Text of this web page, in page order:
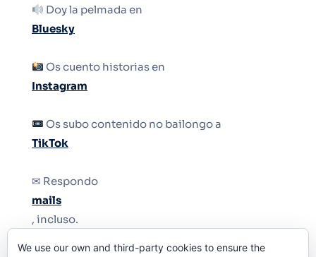
Doy la pelmada en
Bluesky
Os cuento historias en
Instagram
Os subo contenido no bailongo a
TikTok
✉ Respondo
mails
, incluso.
Y si una persona no puede tener teléfono, que
We use our own and third-party cookies to ensure the